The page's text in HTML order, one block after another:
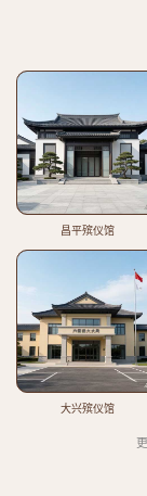
昌平殡仪馆
大兴殡仪馆